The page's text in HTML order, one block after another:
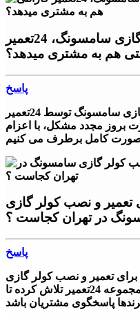
آیا بعد از تعمیر و نصب کولر گازی سامسونگ، 24تعمیر
هم به مشتری میدهد؟
پاسخ
تمامی خدمات تعمیر و نصب کولر گازی سامسونگ توسط 24تعمیر
بروز مجدد مشکل، با اعزام
تعمیر و نصب کولر گازی
در تهران کجاست ؟
پاسخ
تعمیر و نصب کولر گازی
سامسونگ در تهران فراوان اند، اما مجموعه 24تعمیر تلاش کرده تا